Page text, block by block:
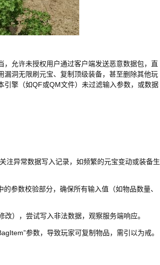
允许未授权用户通过客户端发送恶意数据包，直
洞无限刷元宝、复制顶级装备，甚至删除其他玩
引擎（如QF或QM文件）未过滤输入参数，或数据
注异常数据写入记录，如频繁的元宝变动或装备生
参数校验部分，确保所有输入值（如物品数量、
），尝试写入非法数据，观察服务端响应。
参数，导致玩家可复制物品，需引以为戒。